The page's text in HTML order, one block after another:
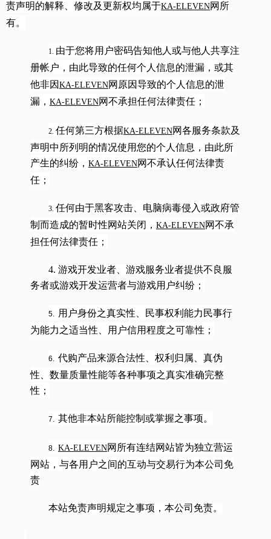
责声明的解释、修改及更新权均属于KA-ELEVEN网所
有。
1. 由于您将用户密码告知他人或与他人共享注
册帐户，由此导致的任何个人信息的泄漏，或其
他非因 KA-ELEVEN网原因导致的个人信息的泄
漏， KA-ELEVEN网不承担任何法律责任；
2. 任何第三方根据KA-ELEVEN网各服务条款及
声明中所列明的情况使用您的个人信息，由此所
产生的纠纷， KA-ELEVEN网不承认任何法律责
任；
3. 任何由于黑客攻击、电脑病毒侵入或政府管
制而造成的暂时性网站关闭， KA-ELEVEN网不承
担任何法律责任；
4. 游戏开发业者、游戏服务业者提供不良服
务者或游戏开发运营者与游戏用户纠纷；
5. 用户身份之真实性、民事权利能力民事行
为能力之适当性、用户信用程度之可靠性；
6. 代购产品来源合法性、权利归属、真伪
性、数量质量性能等各种事项之真实准确完整
性；
7. 其他非本站所能控制或掌握之事项。
8. KA-ELEVEN网所有连结网站皆为独立营运
网站，与各用户之间的互动与交易行为本公司免
责
本站免责声明规定之事项，本公司免责。